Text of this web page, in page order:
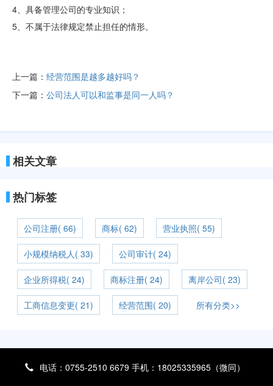
4、具备管理公司的专业知识；
5、不属于法律规定禁止担任的情形。
上一篇： 经营范围是越多越好吗？
下一篇： 公司法人可以和监事是同一人吗？
相关文章
热门标签
公司注册( 66) 商标( 62) 营业执照( 55)
小规模纳税人( 33) 公司审计( 24)
企业所得税( 24) 商标注册( 24) 离岸公司( 23)
工商信息变更( 21) 经营范围( 20) 所有分类>>
电话：0755-2510 6679 手机：18025335965（微同）